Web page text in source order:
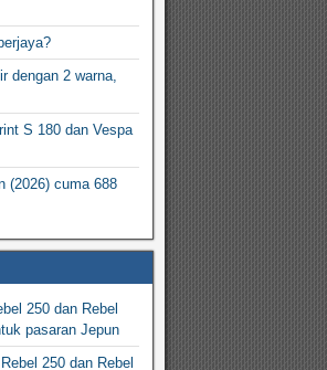
dengan 2 warna,
S 180 dan Vespa
(2026) cuma 688
250 dan Rebel
pasaran Jepun
250 dan Rebel